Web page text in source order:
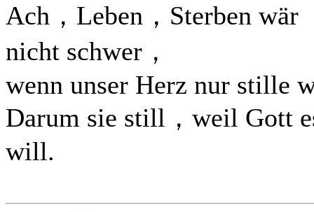
Ach，Leben，Sterben wär
nicht schwer，
wenn unser Herz nur stille
Darum sie still，weil Gott
will.